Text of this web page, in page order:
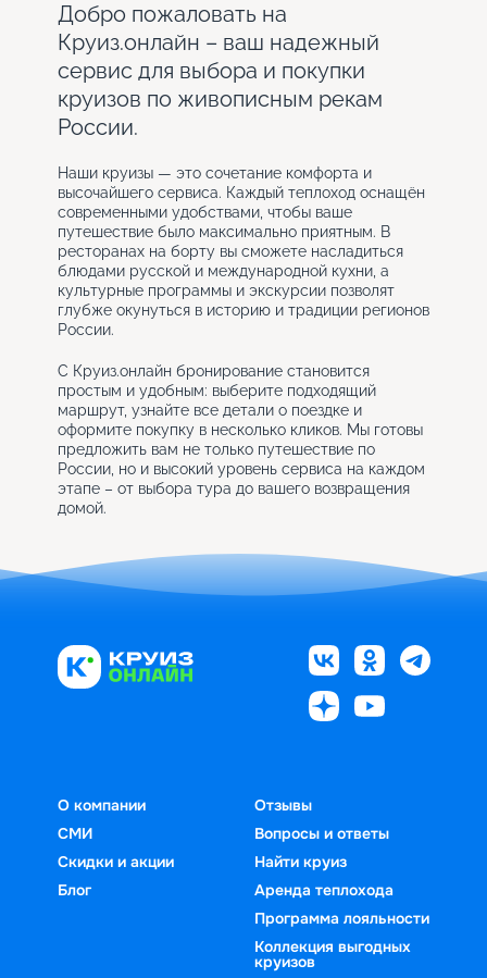
Добро пожаловать на
Круиз.онлайн – ваш надежный
сервис для выбора и покупки
круизов по живописным рекам
России.
Наши круизы — это сочетание комфорта и
высочайшего сервиса. Каждый теплоход оснащён
современными удобствами, чтобы ваше
путешествие было максимально приятным. В
ресторанах на борту вы сможете насладиться
блюдами русской и международной кухни, а
культурные программы и экскурсии позволят
глубже окунуться в историю и традиции регионов
России.
С Круиз.онлайн бронирование становится
простым и удобным: выберите подходящий
маршрут, узнайте все детали о поездке и
оформите покупку в несколько кликов. Мы готовы
предложить вам не только путешествие по
России, но и высокий уровень сервиса на каждом
этапе – от выбора тура до вашего возвращения
домой.
О компании
СМИ
Скидки и акции
Блог
Отзывы
Вопросы и ответы
Найти круиз
Аренда теплохода
Программа лояльности
Коллекция выгодных
круизов